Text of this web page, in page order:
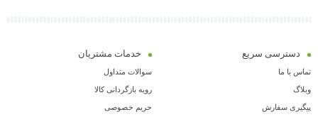
دسترسی سریع
تماس با ما
وبلاگ
پیگیری سفارش
خدمات مشتریان
سوالات متداول
رویه بازگردانی کالا
حریم خصوصی